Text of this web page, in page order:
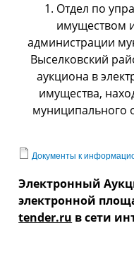
1. Отдел по
имуществом
администрации
Выселковский
аукциона в
имущества,
муниципального
Документы к
Электронный
электронной
tender.ru в сети